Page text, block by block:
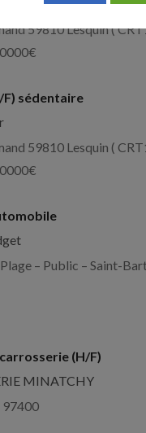
59810 Lesquin (
€
F) sédentaire
59810 Lesquin (
€
– Public – Saint-
(H/F)
MINATCHY
97400